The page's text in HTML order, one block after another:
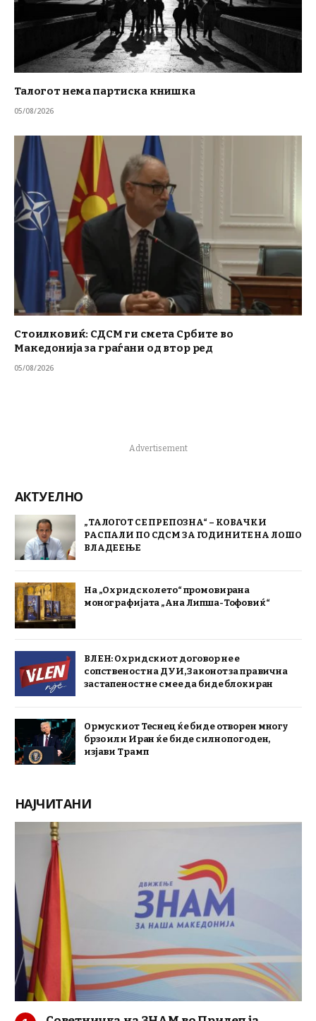
Талогот нема партиска книшка
05/08/2026
Стоилковиќ: СДСМ ги смета Србите во
Македонија за граѓани од втор ред
05/08/2026
Advertisement
АКТУЕЛНО
„ТАЛОГОТ СЕ ПРЕПОЗНА“ – КОВАЧКИ
РАСПАЛИ ПО СДСМ ЗА ГОДИНИТЕ НА ЛОШО
ВЛАДЕЕЊЕ
На „Охридско лето“ промовирана
монографијата „Ана Липша-Тофовиќ“
ВЛЕН: Охридскиот договор не е
сопственост на ДУИ, Законот за правична
застапеност не смее да биде блокиран
Ормускиот Теснец ќе биде отворен многу
брзо или Иран ќе биде силно погоден,
изјави Трамп
НАЈЧИТАНИ